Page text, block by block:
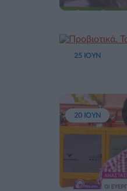
25 ΙΟΥΝ
20 ΙΟΥΝ